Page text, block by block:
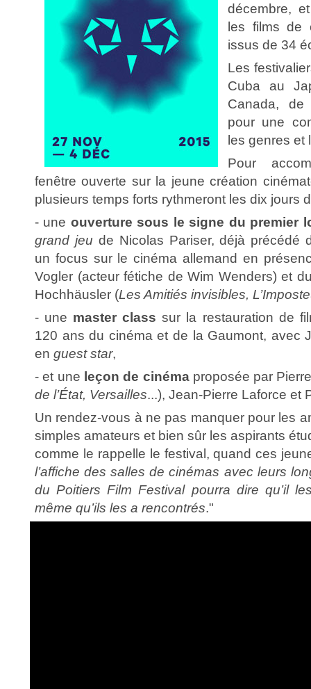
décembre,
les films de
issus de 34
Les
Cuba au
Canada,
pour une
les genres et
Pour
fenêtre ouverte sur la jeune création
plusieurs temps forts rythmeront les dix jours
- une ouverture sous le signe du premier
grand jeu de Nicolas Pariser, déjà précédé
un focus sur le cinéma allemand en
Vogler (acteur fétiche de Wim Wenders) et
Hochhäusler (Les Amitiés invisibles,
- une master class sur la restauration de
120 ans du cinéma et de la Gaumont, avec
en guest star,
- et une leçon de cinémaproposée par
de l’État, Versailles...), Jean-Pierre Laforce et
Un rendez-vous à ne pas manquer pour les
simples amateurs et bien sûr les aspirants
comme le rappelle le festival, quand ces
l’affiche des salles de cinémas avec leurs
du Poitiers Film Festival pourra dire qu’il
même qu’ils les a rencontrés."